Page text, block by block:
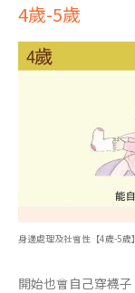
4歲-5歲
身邊處理及社會性【4歲-5歲】
開始也會自己穿襪子